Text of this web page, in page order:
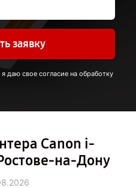
заявку
даю свое согласие на обработку
Canon i-
на-Дону